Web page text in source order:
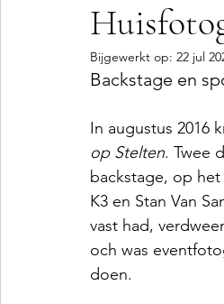
Bijgewerkt op: 22 jul
Backstage en
In augustus 2016
op Stelten. Twee
backstage, op
K3 en Stan Van
vast had,
och was
doen.